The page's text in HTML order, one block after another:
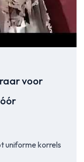
voor
uniforme korrels